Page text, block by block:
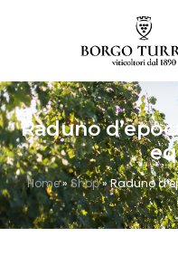
Raduno
Home»Shop»Raduno